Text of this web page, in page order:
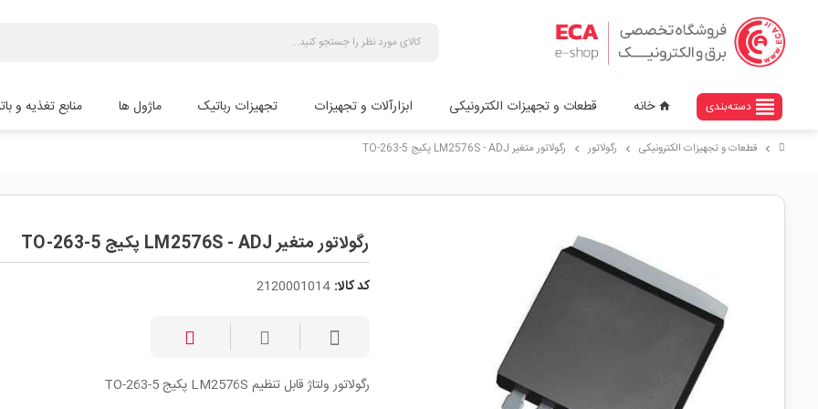
view_headline دسته‌بندی home خانه قطعات و تجهیزات الکترونیکی ابزارآلات و تجهیزات تجهیزات رباتیک ماژول ها منابع تغذیه و
chevron_right قطعات و تجهیزات الکترونیکی chevron_right رگولاتور chevron_right رگولاتور متغیر LM2576S - ADJ پکیج TO-263-5
رگولاتور متغیر LM2576S - ADJ پکیج TO-263-5
کد کالا: 2120001014
رگولاتور ولتاژ قابل تنظیم LM2576S پکیج TO-263-5